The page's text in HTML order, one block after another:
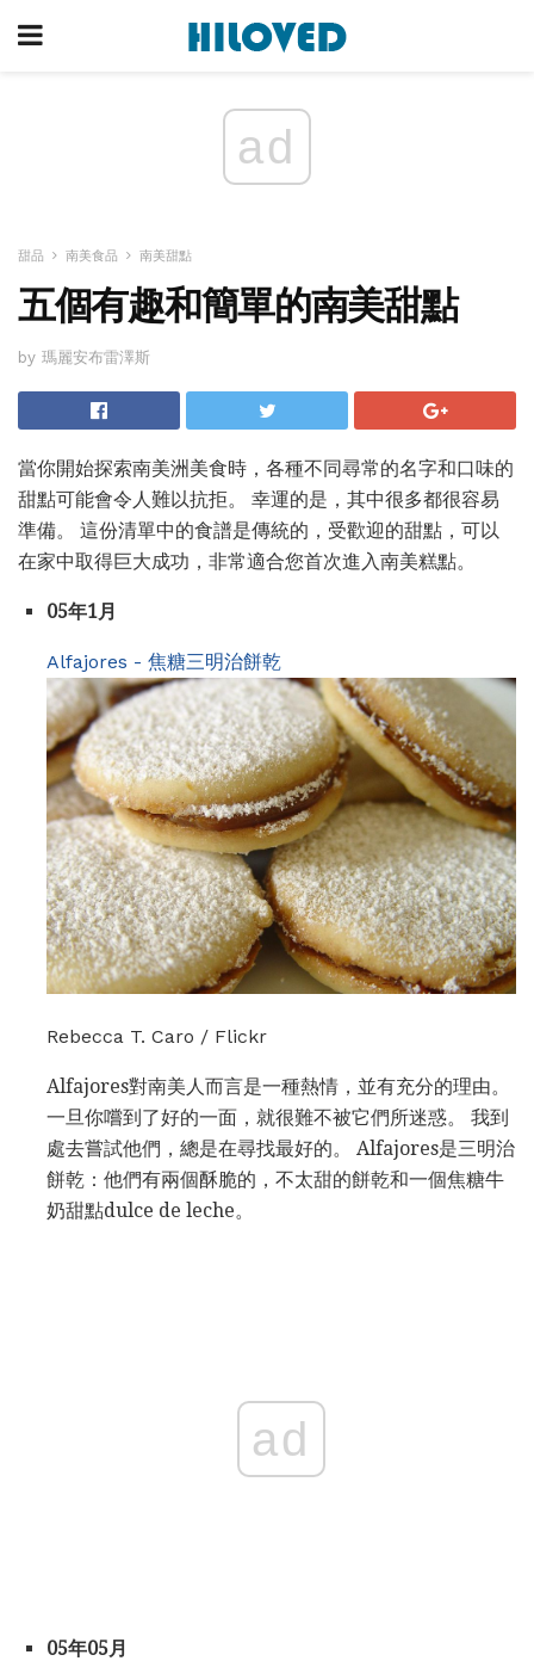
ad
甜品 南美食品 南美甜點
五個有趣和簡單的南美甜點
by 瑪麗安布雷澤斯
當你開始探索南美洲美食時，各種不同尋常的名字和口味的
甜點可能會令人難以抗拒。 幸運的是，其中很多都很容易
準備。 這份清單中的食譜是傳統的，受歡迎的甜點，可以
在家中取得巨大成功，非常適合您首次進入南美糕點。
05年1月
Alfajores - 焦糖三明治餅乾
Rebecca T. Caro / Flickr
Alfajores對南美人而言是一種熱情，並有充分的理由。
一旦你嚐到了好的一面，就很難不被它們所迷惑。 我到
處去嘗試他們，總是在尋找最好的。 Alfajores是三明治
餅乾：他們有兩個酥脆的，不太甜的餅乾和一個焦糖牛
奶甜點dulce de leche。
ad
05年05月